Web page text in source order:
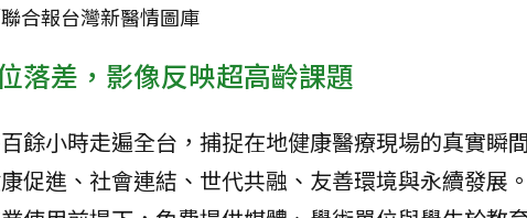
合報台灣新醫情圖庫
落差，影像反映超高齡課題
餘小時走遍全台，捕捉在地健康醫療現場的真實瞬
促進、社會連結、世代共融、友善環境與永續發展